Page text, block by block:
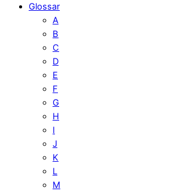
Glossar
A
B
C
D
E
F
G
H
I
J
K
L
M